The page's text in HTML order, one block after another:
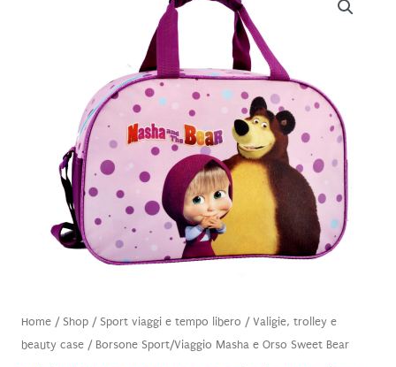
Home/ Shop/ Sport viaggi e tempo libero /Valigie, trolley e
beauty case/ Borsone Sport/Viaggio Masha e Orso Sweet Bear